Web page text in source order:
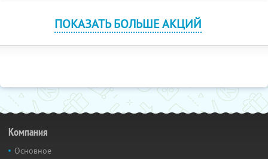
ПОКАЗАТЬ БОЛЬШЕ АКЦИЙ
Компания
Основное